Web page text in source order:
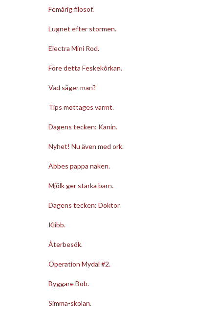
Femårig filosof.
Lugnet efter stormen.
Electra Mini Rod.
Före detta Feskekôrkan.
Vad säger man?
Tips mottages varmt.
Dagens tecken: Kanin.
Nyhet! Nu även med ork.
Abbes pappa naken.
Mjölk ger starka barn.
Dagens tecken: Doktor.
Klibb.
Återbesök.
Operation Mydal #2.
Byggare Bob.
Simma-skolan.